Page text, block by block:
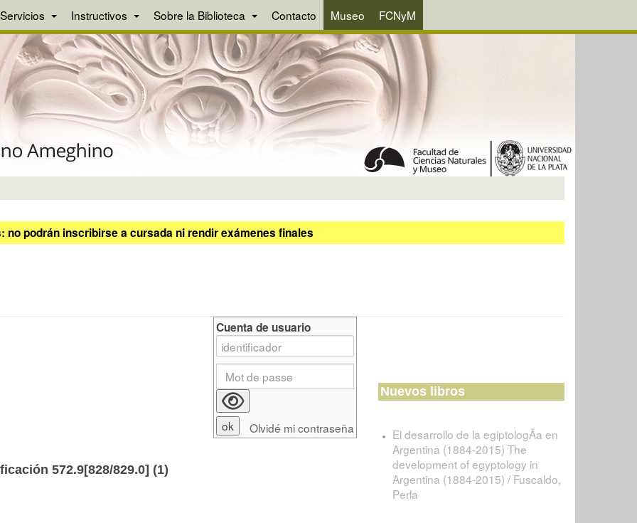
Servicios Instructivos Sobre la Biblioteca Contacto Museo FCNyM
podrán inscribirse a cursada ni rendir exámenes finales
572.9[828/829.0] (1)
Cuenta de usuario
Olvidé mi contraseña
Nuevos libros
El desarrollo de la egiptologÃ­a en
Argentina (1884-2015) The
development of egyptology in
Argentina (1884-2015) / Fuscaldo,
Perla